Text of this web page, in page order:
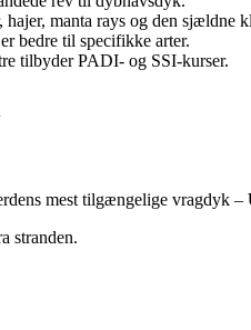
manta rays og den sjældne
bedre til specifikke arter.
tilbyder PADI- og SSI-kurser.
mest tilgængelige vragdyk –
stranden.